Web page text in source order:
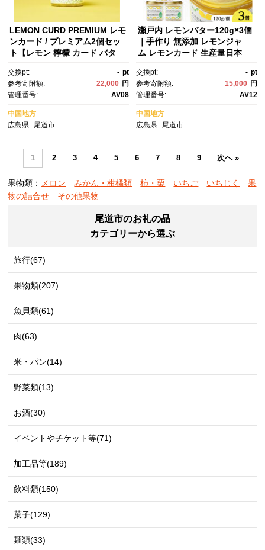
LEMON CURD PREMIUM レモ
ンカード / プレミアム2個セッ
ト【レモン 檸檬 カード バタ
ツ デザート バター スプレッ
ド 人気 おすすめ 広島県 尾道
市】
交換pt: - pt
参考寄附額:
22,000 円
管理番号:
AV08
中国地方
広島県
尾道市
瀬戸内 レモンバター120g×3個
｜手作り 無添加 レモンジャ
ム レモンカード 生産量日本
交換pt: - pt
参考寄附額:
15,000 円
管理番号:
AV12
中国地方
広島県
尾道市
1 2 3 4 5 6 7 8 9 次へ »
果物類： メロン みかん・柑橘類 柿・栗 いちご いちじく
果
物の詰合せ
その他果物
尾道市のお礼の品
カテゴリーから選ぶ
旅行(67)
果物類(207)
魚貝類(61)
肉(63)
米・パン(14)
野菜類(13)
お酒(30)
イベントやチケット等(71)
加工品等(189)
飲料類(150)
菓子(129)
麺類(33)